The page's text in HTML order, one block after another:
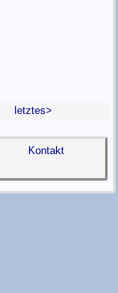
letztes>
Kontakt